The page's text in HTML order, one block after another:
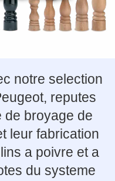
notre selection
reputes
de broyage de
leur fabrication
a poivre et a
du systeme